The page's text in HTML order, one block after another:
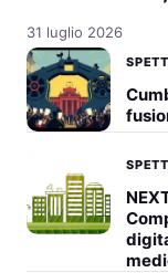
31 luglio 2026